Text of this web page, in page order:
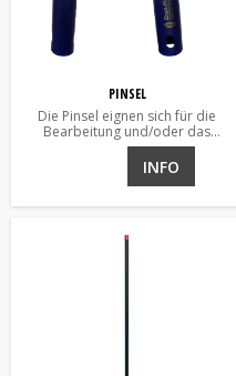
PINSEL
Die Pinsel eignen sich für die
Bearbeitung und/oder das
Auftragen bei der Graffiti-
Entfernung.INFO